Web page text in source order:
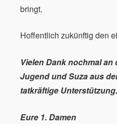
bringt.
Hoffentlich zukünftig den
Vielen Dank nochmal an
Jugend und Suza aus
tatkräftige Unterstützung.
Eure 1. Damen